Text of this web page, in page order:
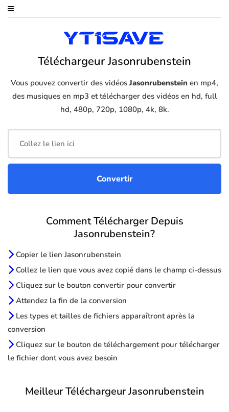
Téléchargeur Jasonrubenstein
Vous pouvez convertir des vidéosJasonrubenstein en mp4,
des musiques en mp3 et télécharger des vidéos en hd, full
hd, 480p, 720p, 1080p, 4k, 8k.
Comment Télécharger Depuis
Jasonrubenstein?
Copier le lien Jasonrubenstein
Collez le lien que vous avez copié dans le champ ci-dessus
Cliquez sur le bouton convertir pour convertir
Attendez la fin de la conversion
Les types et tailles de fichiers apparaîtront après la
conversion
Cliquez sur le bouton de téléchargement pour télécharger
le fichier dont vous avez besoin
Meilleur Téléchargeur Jasonrubenstein